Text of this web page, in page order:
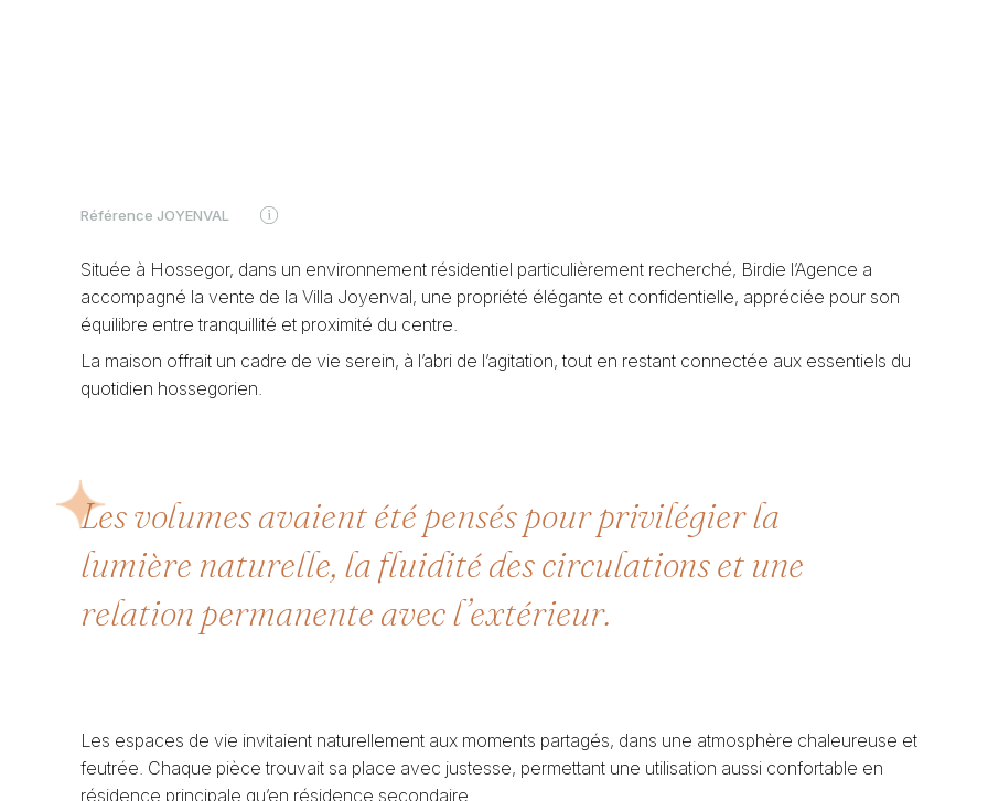
Référence JOYENVAL
Située à Hossegor, dans un environnement résidentiel particulièrement recherché, Birdie l’Agence a
accompagné la vente de la Villa Joyenval, une propriété élégante et confidentielle, appréciée pour son
équilibre entre tranquillité et proximité du centre.
La maison offrait un cadre de vie serein, à l’abri de l’agitation, tout en restant connectée aux essentiels du
quotidien hossegorien.
Les volumes avaient été pensés pour privilégier la
lumière naturelle, la fluidité des circulations et une
relation permanente avec l’extérieur.
Les espaces de vie invitaient naturellement aux moments partagés, dans une atmosphère chaleureuse et
feutrée. Chaque pièce trouvait sa place avec justesse, permettant une utilisation aussi confortable en
résidence principale qu’en résidence secondaire.